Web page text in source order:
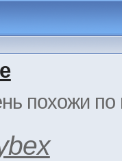
похожи по